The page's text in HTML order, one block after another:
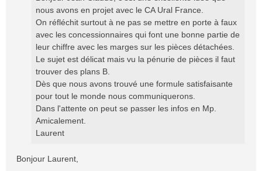
nous avons en projet avec le CA Ural France.
On réfléchit surtout à ne pas se mettre en porte à faux
avec les concessionnaires qui font une bonne partie de
leur chiffre avec les marges sur les pièces détachées.
Le sujet est délicat mais vu la pénurie de pièces il faut
trouver des plans B.
Dès que nous avons trouvé une formule satisfaisante
pour tout le monde nous communiquerons.
Dans l'attente on peut se passer les infos en Mp.
Amicalement.
Laurent
Bonjour Laurent,